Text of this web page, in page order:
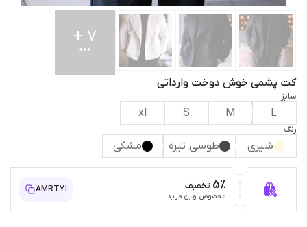
7
+
کت پشمی خوش دوخت وارداتی
سایز
L
M
S
xl
رنگ
شیری طوسی تیره مشکی
5% تخفیف
مخصوص اولین خرید
AMRTYI